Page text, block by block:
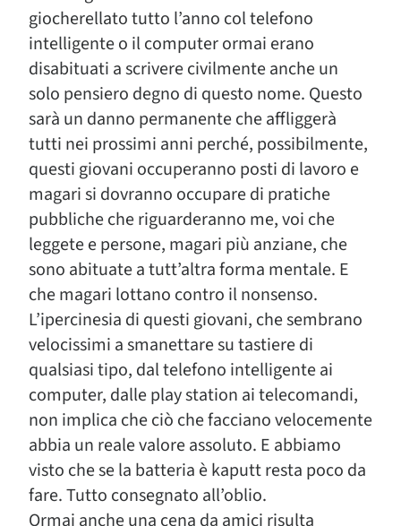
giocherellato tutto l’anno col telefono
intelligente o il computer ormai erano
disabituati a scrivere civilmente anche un
solo pensiero degno di questo nome. Questo
sarà un danno permanente che affliggerà
tutti nei prossimi anni perché, possibilmente,
questi giovani occuperanno posti di lavoro e
magari si dovranno occupare di pratiche
pubbliche che riguarderanno me, voi che
leggete e persone, magari più anziane, che
sono abituate a tutt’altra forma mentale. E
che magari lottano contro il nonsenso.
L’ipercinesia di questi giovani, che sembrano
velocissimi a smanettare su tastiere di
qualsiasi tipo, dal telefono intelligente ai
computer, dalle play station ai telecomandi,
non implica che ciò che facciano velocemente
abbia un reale valore assoluto. E abbiamo
visto che se la batteria è kaputt resta poco da
fare. Tutto consegnato all’oblio.
Ormai anche una cena da amici risulta